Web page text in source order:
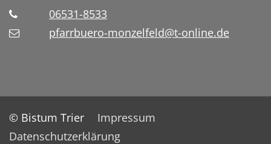
06531-8533
pfarrbuero-monzelfeld@t-online.de
© Bistum Trier
Impressum
Datenschutzerklärung